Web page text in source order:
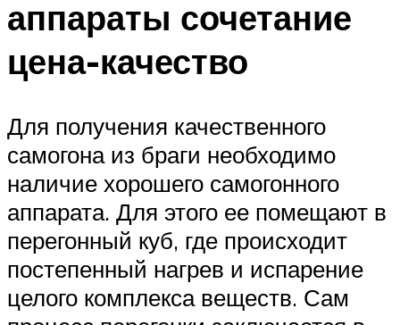
аппараты сочетание
цена-качество
Для получения качественного
самогона из браги необходимо
наличие хорошего самогонного
аппарата. Для этого ее помещают в
перегонный куб, где происходит
постепенный нагрев и испарение
целого комплекса веществ. Сам